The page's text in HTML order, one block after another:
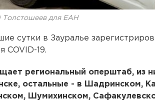
Толстошеев для ЕАН
сутки в Зауралье
COVID-19.
региональный оперштаб, из
остальные - в Шадринском,
Шумихинском,